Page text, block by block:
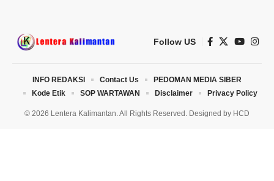
Follow US
© 2026 Lentera Kalimantan. All Rights Reserved. Designed by HCD
INFO REDAKSI Contact Us
PEDOMAN MEDIA SIBER
Kode Etik
SOP WARTAWAN Disclaimer Privacy Policy